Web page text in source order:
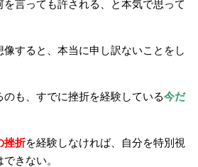
言っても許される、と本気で思って
すると、本当に申し訳ないことをし
も、すでに挫折を経験している今だ
挫折を経験しなければ、自分を特別視
きない。